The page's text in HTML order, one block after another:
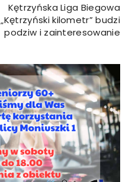
Kętrzyńska Liga Biegowa
„Kętrzyński kilometr” budzi
podziw i zainteresowanie